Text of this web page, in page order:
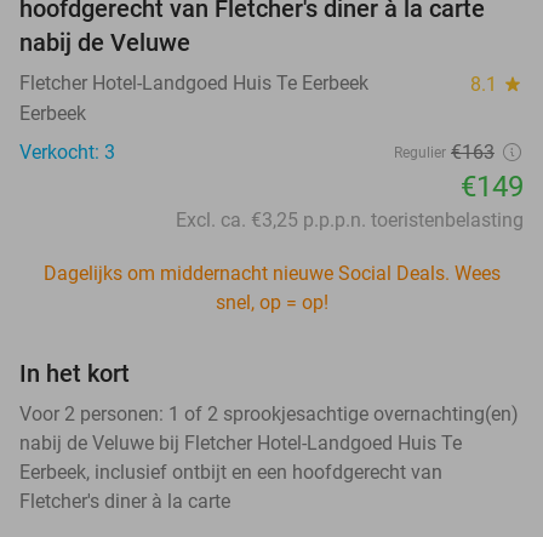
hoofdgerecht van Fletcher's diner à la carte
nabij de Veluwe
Fletcher Hotel-Landgoed Huis Te Eerbeek 8.1 star
Eerbeek
Verkocht: 3
Regulier €163
€149
Excl. ca. €3,25 p.p.p.n. toeristenbelasting
Dagelijks om middernacht nieuwe Social Deals. Wees
snel, op = op!
In het kort
Voor 2 personen: 1 of 2 sprookjesachtige overnachting(en)
nabij de Veluwe bij Fletcher Hotel-Landgoed Huis Te
Eerbeek, inclusief ontbijt en een hoofdgerecht van
Fletcher's diner à la carte